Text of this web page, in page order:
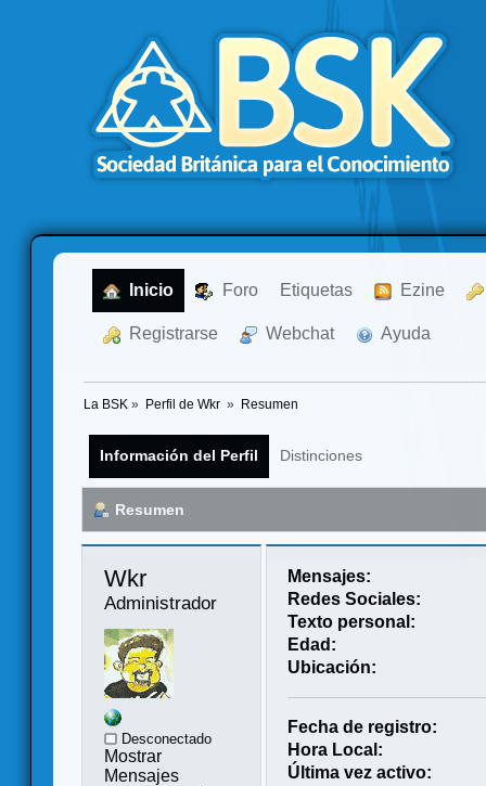
Inicio Foro Etiquetas Ezine
Registrarse Webchat Ayuda
La BSK » Perfil de Wkr » Resumen
Información del Perfil Distinciones
Resumen
Wkr
Administrador
Desconectado
Mostrar
Mensajes
Mensajes:
Redes Sociales:
Texto personal:
Edad:
Ubicación:
Fecha de registro:
Hora Local:
Última vez activo: